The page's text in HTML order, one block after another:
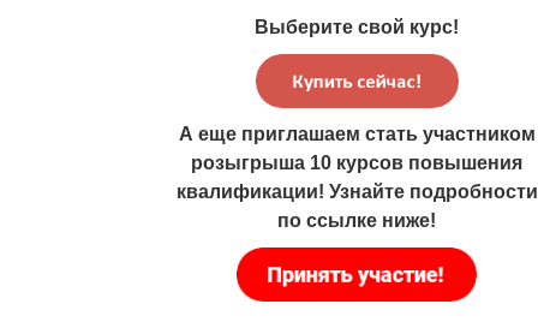
Выберите свой курс!
А еще приглашаем стать участником
розыгрыша 10 курсов повышения
квалификации! Узнайте подробности
по ссылке ниже!